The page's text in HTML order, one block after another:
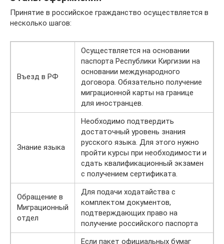
Принятие в российское гражданство осуществляется в
несколько шагов:
Въезд в РФ
Осуществляется на основании
паспорта Республики Киргизии на
основании международного
договора. Обязательно получение
миграционной карты на границе
для иностранцев.
Знание языка
Необходимо подтвердить
достаточный уровень знания
русского языка. Для этого нужно
пройти курсы при необходимости и
сдать квалификационный экзамен
с получением сертификата.
Обращение в
Миграционный
отдел
Для подачи ходатайства с
комплектом документов,
подтверждающих право на
получение российского паспорта
Если пакет официальных бумаг